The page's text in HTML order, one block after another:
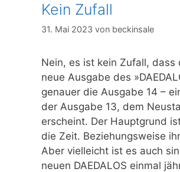
Kein Zufall
31. Mai 2023 von beckinsale
Nein, es ist kein Zufall, dass
neue Ausgabe des
genauer die Ausgabe 14 –
der Ausgabe 13, dem
erscheint. Der Hauptgrund
die Zeit. Beziehungsweise
Aber vielleicht ist es auch
neuen DAEDALOS einmal